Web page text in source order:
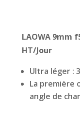
LAOWA
HT/Jour
Ultra léger :
La première
angle de